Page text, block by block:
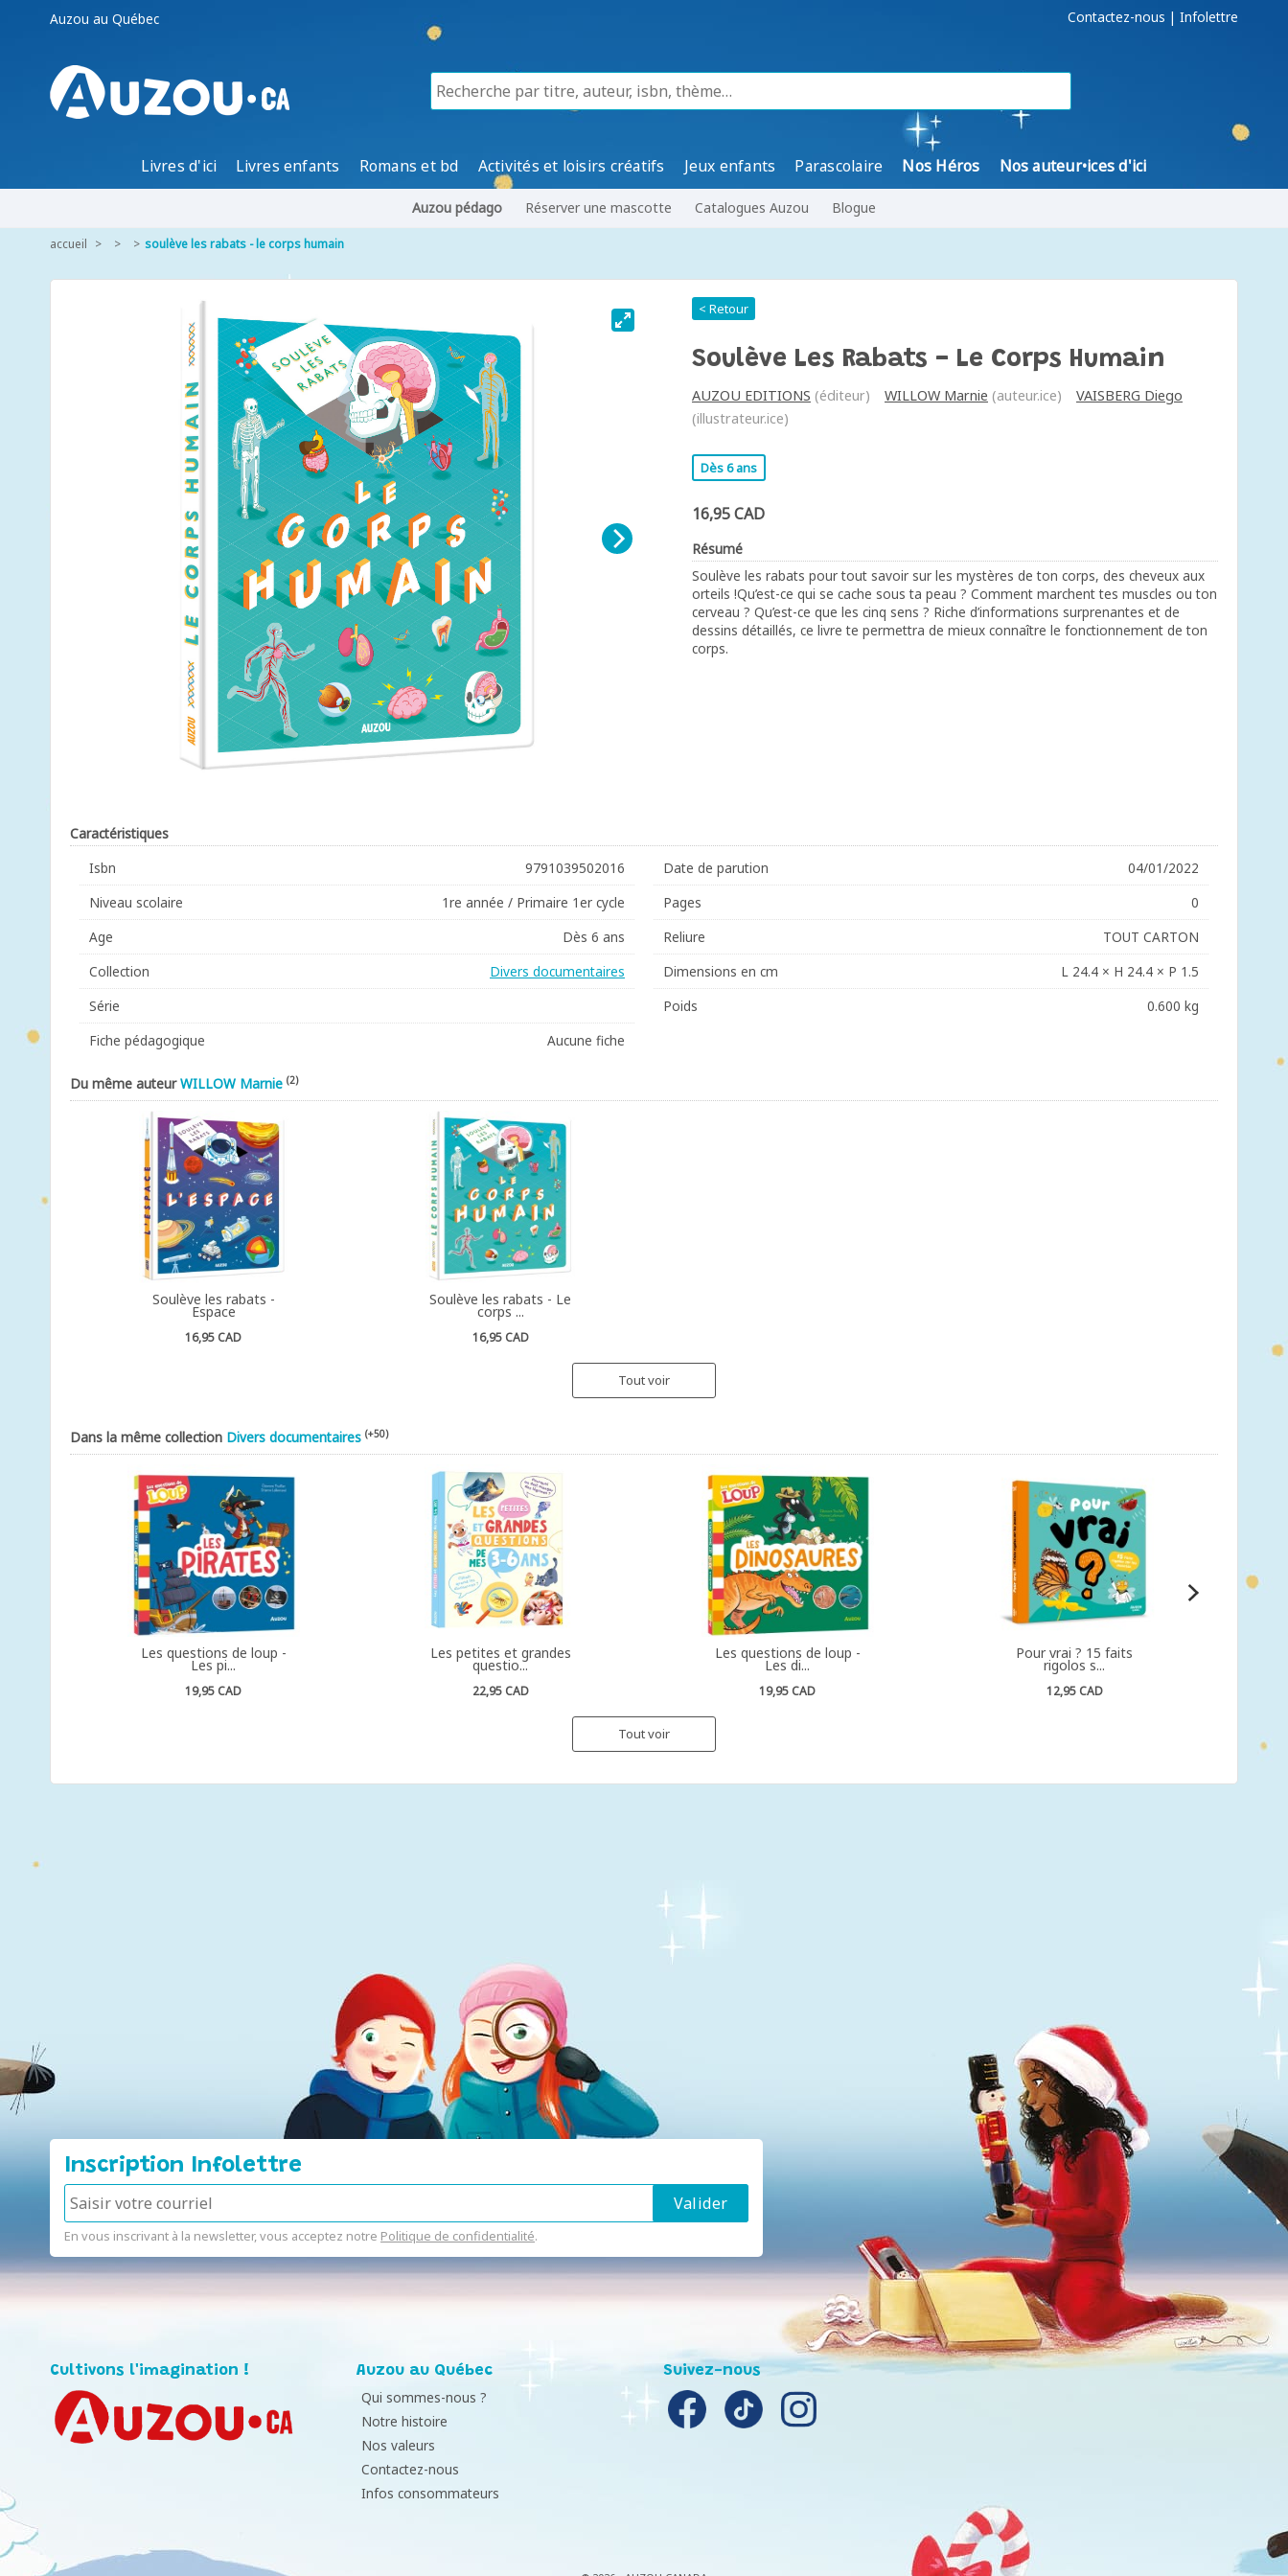
Auzou au Québec Contactez-nous | Infolettre
Livres d'ici Livres enfants Romans et bd Activités et loisirs créatifs Jeux enfants Parascolaire Nos Héros Nos auteur•ices d'ici
Auzou pédago Réserver une mascotte Catalogues Auzou Blogue
accueil soulève les rabats - le corps humain
< Retour
Soulève Les Rabats - Le Corps Humain
AUZOU EDITIONS (éditeur) WILLOW Marnie (auteur.ice)
VAISBERG Diego
(illustrateur.ice)
Dès 6 ans
16,95 CAD
Résumé
Soulève les rabats pour tout savoir sur les mystères de ton corps, des cheveux aux
orteils !Qu’est-ce qui se cache sous ta peau ? Comment marchent tes muscles ou ton
cerveau ? Qu’est-ce que les cinq sens ? Riche d’informations surprenantes et de
dessins détaillés, ce livre te permettra de mieux connaître le fonctionnement de ton
corps.
Caractéristiques
Isbn
9791039502016
Niveau scolaire
1re année / Primaire 1er cycle
Age
Dès 6 ans
Collection
Divers documentaires
Série
Fiche pédagogique
Aucune fiche
Date de parution
04/01/2022
Pages
0
Reliure
TOUT CARTON
Dimensions en cm
L 24.4 × H 24.4 × P 1.5
Poids
0.600 kg
Du même auteurWILLOW Marnie (2)
Soulève les rabats -
Espace
16,95 CAD
Soulève les rabats - Le
corps ...
16,95 CAD
Tout voir
Dans la même collection Divers documentaires (+50)
Les questions de loup -
Les pi...
19,95 CAD
Les petites et grandes
questio...
22,95 CAD
Les questions de loup -
Les di...
19,95 CAD
Pour vrai ? 15 faits
rigolos s...
12,95 CAD
Tout voir
Inscription Infolettre
En vous inscrivant à la newsletter, vous acceptez notre Politique de confidentialité.
Cultivons l'imagination ! Auzou au Québec
Qui sommes-nous ?
Notre histoire
Nos valeurs
Contactez-nous
Infos consommateurs
Suivez-nous